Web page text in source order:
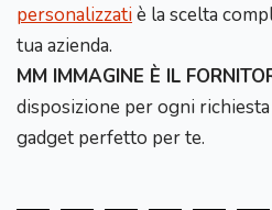
personalizzatiè la scelta
tua azienda.
MM IMMAGINE È IL
disposizione per ogni
gadget perfetto per te.